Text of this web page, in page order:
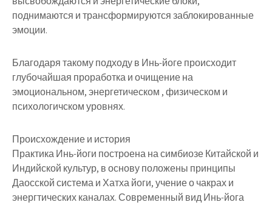
поднимаются и трансформируются заблокированные
эмоции.
Благодаря такому подходу в Инь-йоге происходит
глубочайшая проработка и очищение на
эмоциональном, энергетическом , физическом и
психологичском уровнях.
Происхождение и история
Практика Инь-йоги построена на симбиозе Китайской и
Индийской культур, в основу положены принципы
Даосской система и Хатха йоги, учение о чакрах и
энергтических каналах. Современный вид Инь-йога